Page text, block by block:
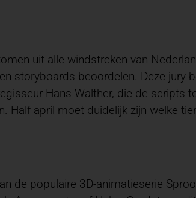
uit alle windstreken van
storyboards beoordelen. Deze jury
Hans Walther, die de scripts
Half april moet duidelijk zijn welke
de populaire 3D-animatieserie